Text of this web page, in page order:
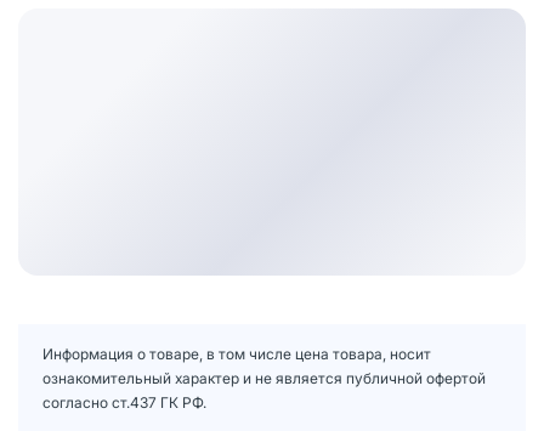
Информация о товаре, в том числе цена товара, носит
ознакомительный характер и не является публичной офертой
согласно ст.437 ГК РФ.